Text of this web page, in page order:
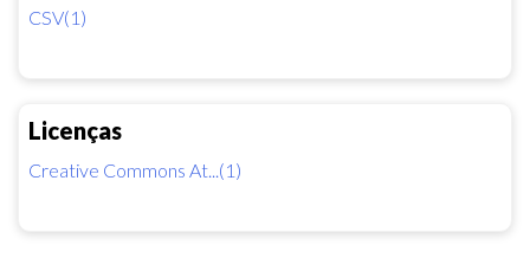
CSV(1)
Licenças
Creative Commons At...(1)